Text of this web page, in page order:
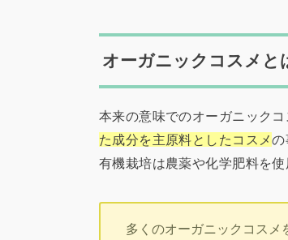
オーガニックコスメと
本来の意味でのオーガニック
た成分を主原料としたコスメの
有機栽培は農薬や化学肥料を
多くのオーガニックコスメ